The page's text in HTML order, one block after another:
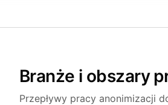
Branże i obszary
Przepływy pracy anonimizacji